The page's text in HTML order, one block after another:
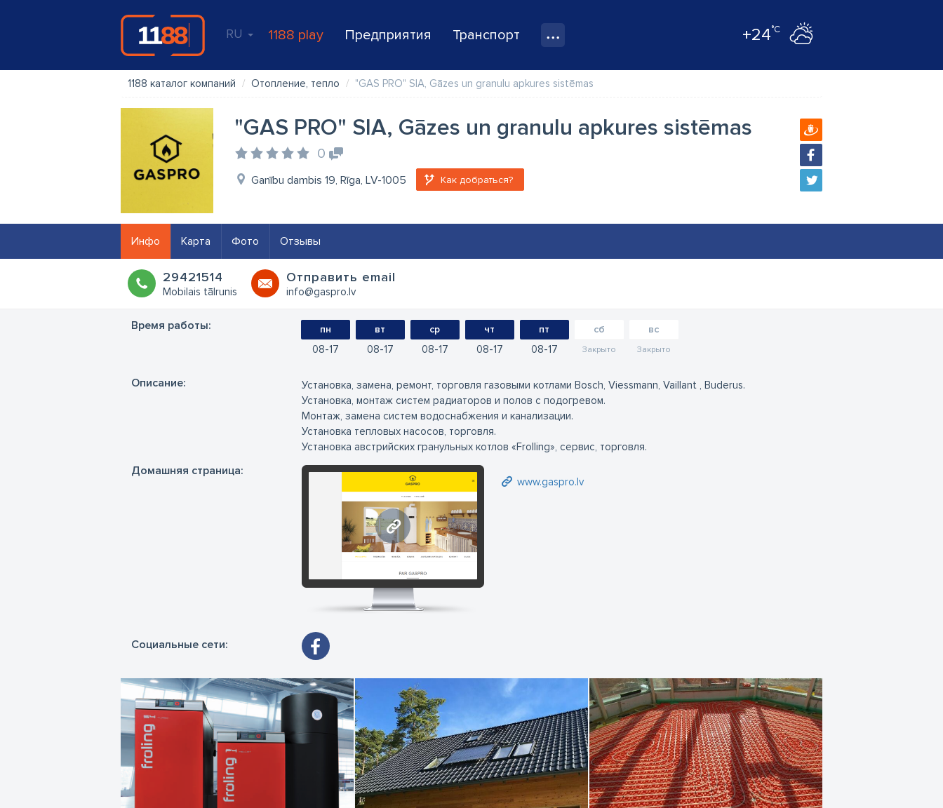
RU 1188 play Предприятия Транспорт +24°C
1188 каталог компаний Отопление, тепло "GAS PRO" SIA, Gāzes un granulu apkures sistēmas
"GAS PRO" SIA, Gāzes un granulu apkures sistēmas
0
Ganību dambis 19, Rīga, LV-1005 Как добраться?
Инфо Карта Фото Отзывы
29421514
Mobilais tālrunis
Oтправить email
info@gaspro.lv
Время работы: пн
08 17
вт
08 17
ср
08 17
чт
08 17
пт
08 17
сб
Закрыто
вс
Закрыто
Oписание:
Установка, замена, ремонт, торговля газовыми котлами Bosch, Viessmann, Vaillant , Buderus.
Установка, монтаж систем радиаторов и полов с подогревом.
Монтаж, замена систем водоснабжения и канализации.
Установка тепловых насосов, торговля.
Установка австрийских гранульных котлов «Frolling», сервис, торговля.
Домашняя страница:
www.gaspro.lv
www.gaspro.lv
Социальные сети: